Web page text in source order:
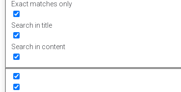
Exact matches only
Search in title
Search in content